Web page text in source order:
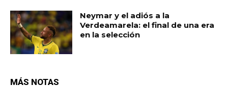
Neymar y el adiós a la
Verdeamarela: el final de una era
en la selección
MÁS NOTAS